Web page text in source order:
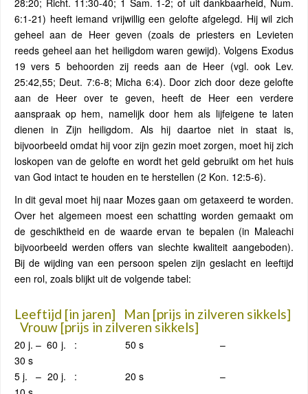
28:20; Richt. 11:30-40; 1 Sam. 1-2; of uit dankbaarheid, Num.
6:1-21) heeft iemand vrijwillig een gelofte afgelegd. Hij wil zich
geheel aan de Heer geven (zoals de priesters en Levieten
reeds geheel aan het heiligdom waren gewijd). Volgens Exodus
19 vers 5 behoorden zij reeds aan de Heer (vgl. ook Lev.
25:42,55; Deut. 7:6-8; Micha 6:4). Door zich door deze gelofte
aan de Heer over te geven, heeft de Heer een verdere
aanspraak op hem, namelijk door hem als lijfeigene te laten
dienen in Zijn heiligdom. Als hij daartoe niet in staat is,
bijvoorbeeld omdat hij voor zijn gezin moet zorgen, moet hij zich
loskopen van de gelofte en wordt het geld gebruikt om het huis
van God intact te houden en te herstellen (2 Kon. 12:5-6).
In dit geval moet hij naar Mozes gaan om getaxeerd te worden.
Over het algemeen moest een schatting worden gemaakt om
de geschiktheid en de waarde ervan te bepalen (in Maleachi
bijvoorbeeld werden offers van slechte kwaliteit aangeboden).
Bij de wijding van een persoon spelen zijn geslacht en leeftijd
een rol, zoals blijkt uit de volgende tabel:
Leeftijd [in jaren] Man [prijs in zilveren sikkels]
Vrouw [prijs in zilveren sikkels]
20 j. – 60 j. : 50 s –
30 s
5 j. – 20 j. : 20 s –